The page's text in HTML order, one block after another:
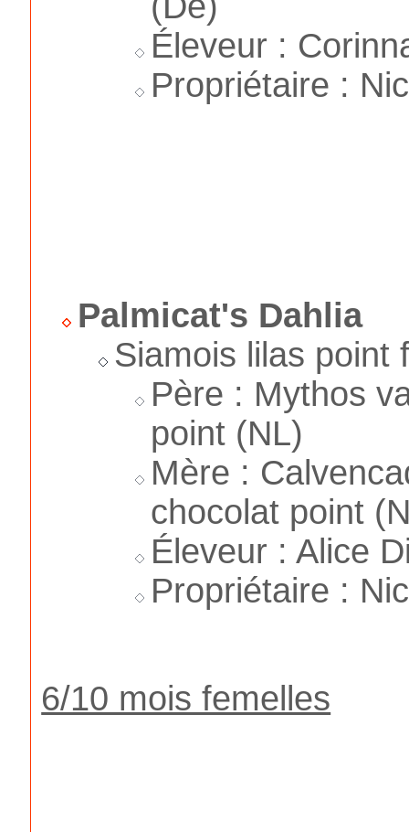
Éleveur :
Propriétaire :
Palmicat's Dahlia
Siamois lilas point
Père : Mythos
point (NL)
Mère :
chocolat point
Éleveur : Alice
Propriétaire :
6/10 mois femelles